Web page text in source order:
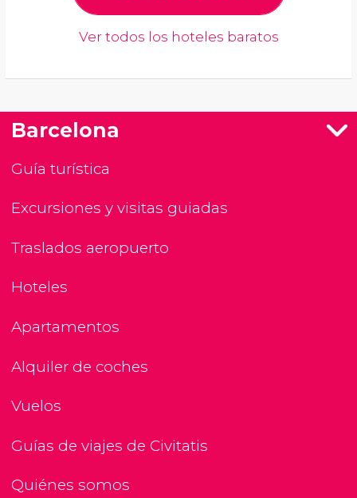
Ver todos los hoteles baratos
Barcelona
Guía turística
Excursiones y visitas guiadas
Traslados aeropuerto
Hoteles
Apartamentos
Alquiler de coches
Vuelos
Guías de viajes de Civitatis
Quiénes somos